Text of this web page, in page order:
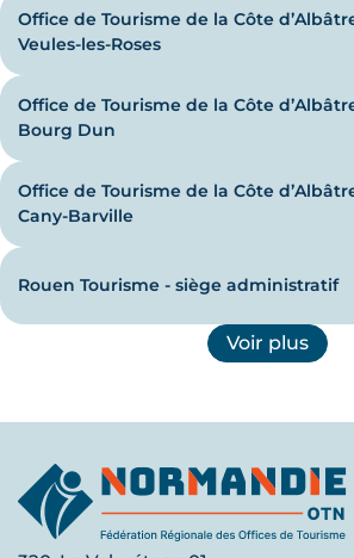
Office de Tourisme de la Côte
Veules-les-Roses
Office de Tourisme de la Côte
Bourg Dun
Office de Tourisme de la Côte
Cany-Barville
Rouen Tourisme - siège administratif
Voir plus